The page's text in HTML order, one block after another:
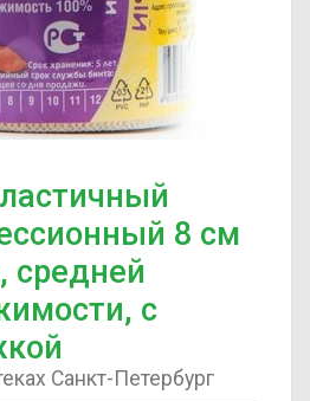
8 см
средней
с
Санкт-Петербург